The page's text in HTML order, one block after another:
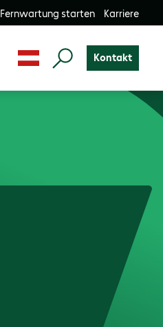
Fernwartung starten Karriere
Kontakt